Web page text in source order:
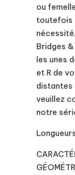
ou
toutefois
Bridges
les unes
et R de
distantes
veuillez
notre